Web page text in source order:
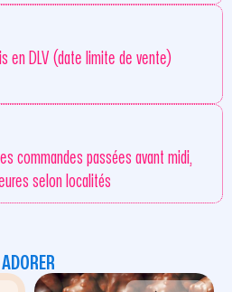
en DLV (date limite de vente)
commandes passées avant midi,
selon localités